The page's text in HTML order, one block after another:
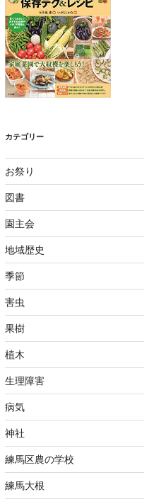
カテゴリー
お祭り
図書
園主会
地域歴史
季節
害虫
果樹
植木
生理障害
病気
神社
練馬区農の学校
練馬大根